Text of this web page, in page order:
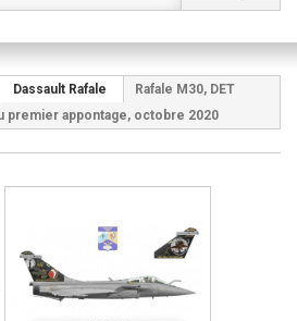
Dassault Rafale
Rafale M30, DET
premier appontage, octobre 2020